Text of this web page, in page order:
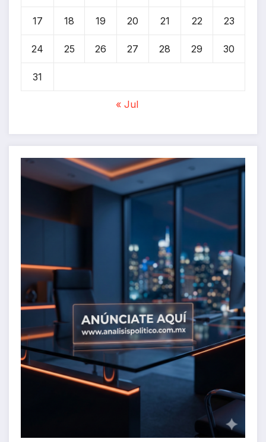
17 18 19 20 21 22 23
24 25 26 27 28 29 30
31
« Jul